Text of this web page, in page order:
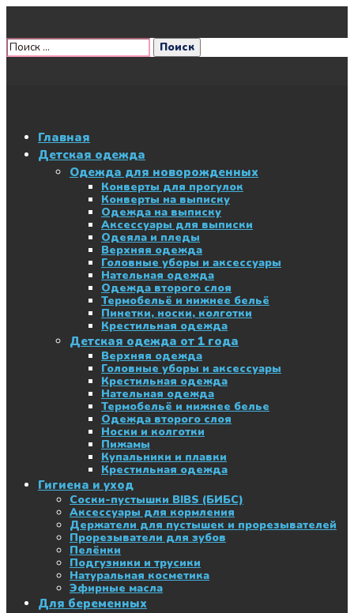
Главная
Детская одежда
Одежда для новорожденных
Конверты для прогулок
Конверты на выписку
Одежда на выписку
Аксессуары для выписки
Одеяла и пледы
Верхняя одежда
Головные уборы и аксессуары
Нательная одежда
Одежда второго слоя
Термобельё и нижнее бельё
Пинетки, носки, колготки
Крестильная одежда
Детская одежда от 1 года
Верхняя одежда
Головные уборы и аксессуары
Крестильная одежда
Нательная одежда
Термобельё и нижнее белье
Одежда второго слоя
Носки и колготки
Пижамы
Купальники и плавки
Крестильная одежда
Гигиена и уход
Соски-пустышки BIBS (БИБС)
Аксессуары для кормления
Держатели для пустышек и прорезывателей
Прорезыватели для зубов
Пелёнки
Подгузники и трусики
Натуральная косметика
Эфирные масла
Для беременных